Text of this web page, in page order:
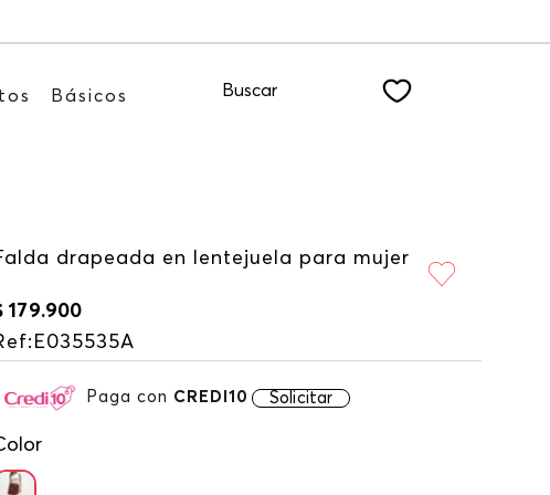
Básicos Buscar
drapeada en lentejuela para mujer
179.900
: E035535A
Paga con CREDI10 Solicitar